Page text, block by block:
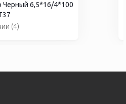
Черный 6,5*16/4*100
(4)